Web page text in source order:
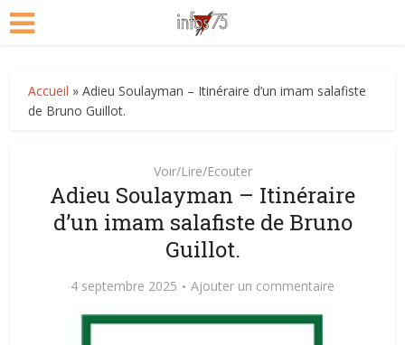
Accueil »Adieu Soulayman – Itinéraire d’un imam salafiste
de Bruno Guillot.
Voir/Lire/Ecouter
Adieu Soulayman – Itinéraire
d’un imam salafiste de Bruno
Guillot.
4 septembre 2025 Ajouter un commentaire